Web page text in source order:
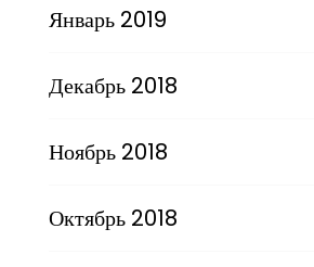
Январь 2019
Декабрь 2018
Ноябрь 2018
Октябрь 2018